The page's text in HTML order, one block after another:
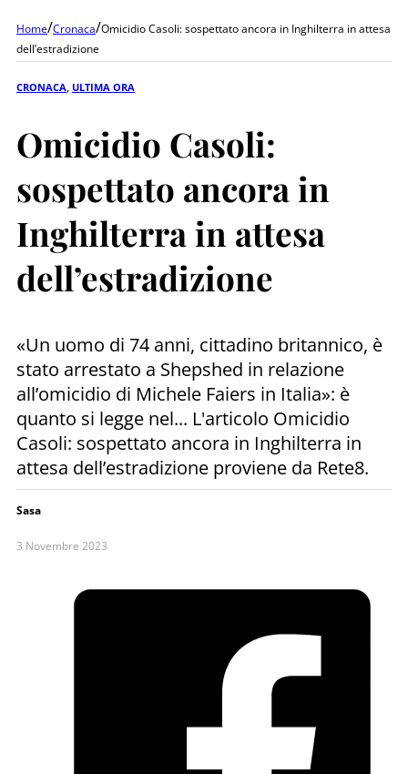
Home/Cronaca/Omicidio Casoli: sospettato ancora in Inghilterra in attesa
dell’estradizione
CRONACA ULTIMA ORA
Omicidio Casoli:
sospettato ancora in
Inghilterra in attesa
dell’estradizione
«Un uomo di 74 anni, cittadino britannico, è
stato arrestato a Shepshed in relazione
all’omicidio di Michele Faiers in Italia»: è
quanto si legge nel... L'articolo Omicidio
Casoli: sospettato ancora in Inghilterra in
attesa dell’estradizione proviene da Rete8.
Sasa
3 Novembre 2023